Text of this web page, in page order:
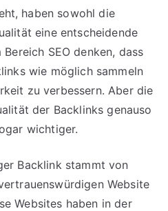
haben sowohl die
eine entscheidende
SEO denken, dass
wie möglich sammeln
zu verbessern. Aber die
der Backlinks genauso
wichtiger.
Backlink stammt von
Website
Websites haben in der